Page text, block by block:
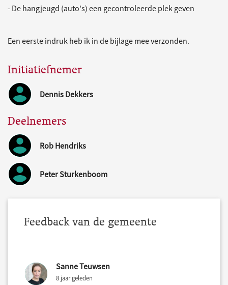
- De hangjeugd (auto's) een gecontroleerde plek geven
Een eerste indruk heb ik in de bijlage mee verzonden.
Initiatiefnemer
Dennis Dekkers
Deelnemers
Rob Hendriks
Peter Sturkenboom
Feedback van de gemeente
Sanne Teuwsen
8 jaar geleden